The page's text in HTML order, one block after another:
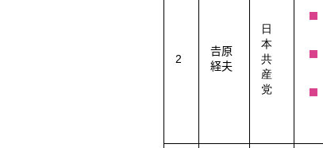
2
𠮷原
経夫
日
本
共
産
党